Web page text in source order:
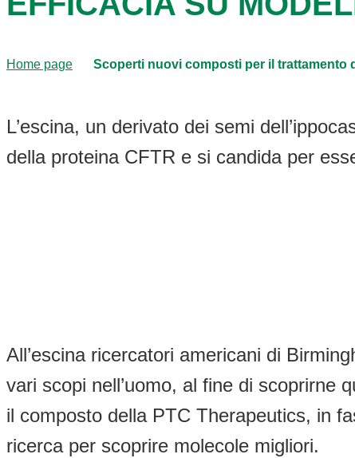
Home page Scoperti nuovi composti per il trattamento
L’escina, un derivato dei semi
della proteina CFTR e si candida per
All’escina ricercatori americani di
vari scopi nell’uomo, al fine di scoprirne
il composto della PTC Therapeutics, in
ricerca per scoprire molecole migliori.